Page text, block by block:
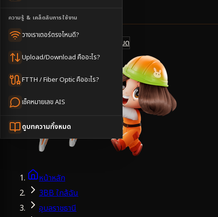
ความรู้ & เคล็ดลับการใช้งาน
วางเราเตอร์ตรงไหนดี?
Upload/Download คืออะไร?
FTTH / Fiber Optic คืออะไร?
เช็คหมายเลข AIS
ดูบทความทั้งหมด
ราคาเริ่มต้น
ดูแพ็กเกจทั้งหมด
หน้าหลัก
3BB ใกล้ฉัน
อุบลราชธานี